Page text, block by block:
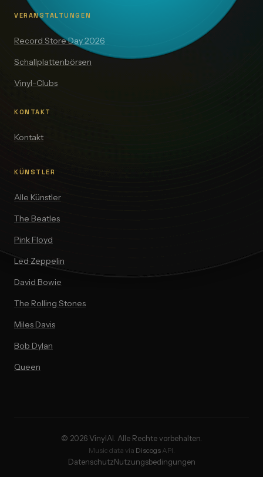
VERANSTALTUNGEN
Record Store Day 2026
Schallplattenbörsen
Vinyl-Clubs
KONTAKT
Kontakt
KÜNSTLER
Alle Künstler
The Beatles
Pink Floyd
Led Zeppelin
David Bowie
The Rolling Stones
Miles Davis
Bob Dylan
Queen
© 2026 VinylAI. Alle Rechte vorbehalten.
Music data via DiscogsAPI.
DatenschutzNutzungsbedingungen